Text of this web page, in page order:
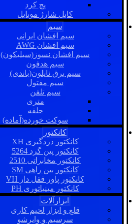
پچ کرد
کابل شارژ موبایل
سیم
سیم افشان ایرانی
سیم افشان AWG
سیم افشان نسوز(سیلیکون)
سیم هدفون
سیم برق نایلون(باندی)
سیم مفتول
سیم تلفن
متری
حلقه
سوکت خورده(آماده)
کانکتور
کانکتور دزدگیری XH
کانکتور پین گرد 5264
کانکتور مخابراتی 2510
کانکتور بین راهی SM
کانکتور پاور قفل دار VH
کانکتور مینیاتوری PH
ابزارآلات
قلع و ابزار لحیم کاری
سرسیم و وایرشو